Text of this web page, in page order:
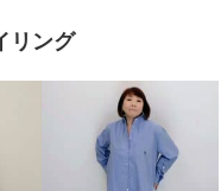
リング